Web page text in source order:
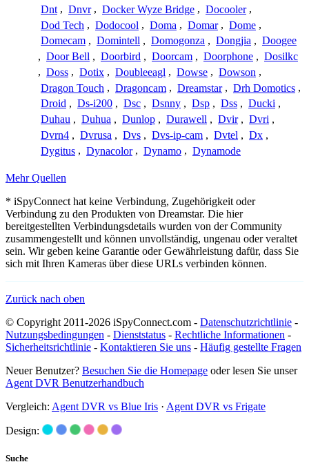
Dnt , Dnvr , Docker Wyze Bridge , Docooler ,
Dod Tech , Dodocool , Doma , Domar , Dome ,
Domecam , Domintell , Domogonza , Dongjia , Doogee
, Door Bell , Doorbird , Doorcam , Doorphone , Dosilkc
, Doss , Dotix , Doubleeagl , Dowse , Dowson ,
Dragon Touch , Dragoncam , Dreamstar , Drh Domotics ,
Droid , Ds-i200 , Dsc , Dsnny , Dsp , Dss , Ducki ,
Duhau , Duhua , Dunlop , Durawell , Dvir , Dvri ,
Dvrn4 , Dvrusa , Dvs , Dvs-ip-cam , Dvtel , Dx ,
Dygitus , Dynacolor , Dynamo , Dynamode
Mehr Quellen
* iSpyConnect hat keine Verbindung, Zugehörigkeit oder
Verbindung zu den Produkten von Dreamstar. Die hier
bereitgestellten Verbindungsdetails wurden von der Community
zusammengestellt und können unvollständig, ungenau oder veraltet
sein. Wir geben keine Garantie oder Gewährleistung dafür, dass Sie
sich mit Ihren Kameras über diese URLs verbinden können.
Zurück nach oben
© Copyright 2011-2026 iSpyConnect.com - Datenschutzrichtlinie -
Nutzungsbedingungen - Dienststatus - Rechtliche Informationen -
Sicherheitsrichtlinie - Kontaktieren Sie uns - Häufig gestellte Fragen
Neuer Benutzer? Besuchen Sie die Homepage oder lesen Sie unser
Agent DVR Benutzerhandbuch
Vergleich: Agent DVR vs Blue Iris · Agent DVR vs Frigate
Design:
Suche